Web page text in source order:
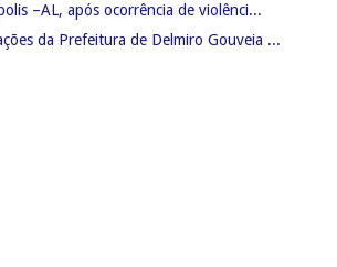
–AL, após ocorrência de violênci...
da Prefeitura de Delmiro Gouveia ...